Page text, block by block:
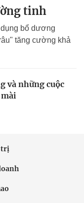
tinh
bổ dương
tăng cường khả
và những cuộc
trị